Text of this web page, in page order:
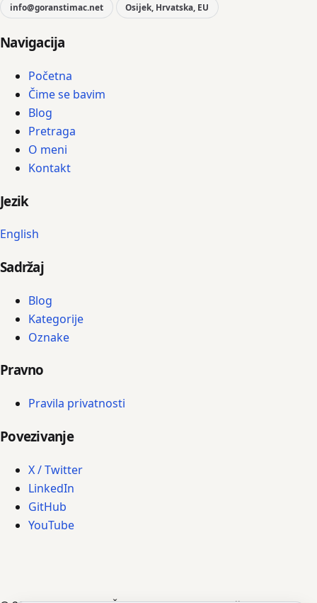
info@goranstimac.net Osijek, Hrvatska, EU
Navigacija
Početna
Čime se bavim
Blog
Pretraga
O meni
Kontakt
Jezik
English
Sadržaj
Blog
Kategorije
Oznake
Pravno
Pravila privatnosti
Povezivanje
X / Twitter
LinkedIn
GitHub
YouTube